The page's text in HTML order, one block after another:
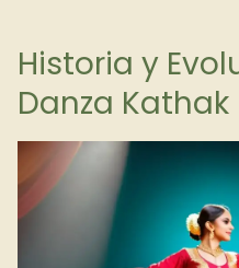
Historia y
Danza Kathak